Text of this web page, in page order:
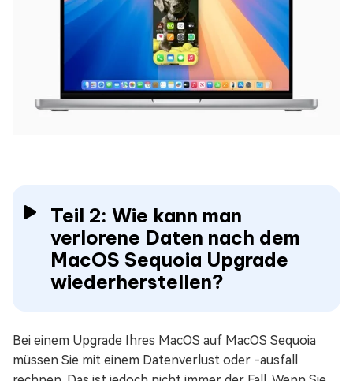
Teil 2: Wie kann man
verlorene Daten nach dem
MacOS Sequoia Upgrade
wiederherstellen?
Bei einem Upgrade Ihres MacOS auf MacOS Sequoia
müssen Sie mit einem Datenverlust oder -ausfall